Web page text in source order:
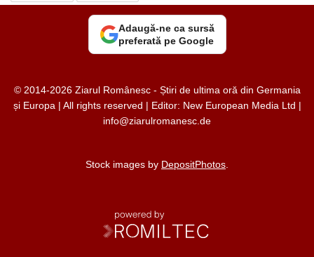
Adaugă-ne ca sursă
preferată pe Google
© 2014-2026 Ziarul Românesc - Știri de ultima oră din Germania
și Europa | All rights reserved | Editor: New European Media Ltd |
info@ziarulromanesc.de
Stock images by DepositPhotos